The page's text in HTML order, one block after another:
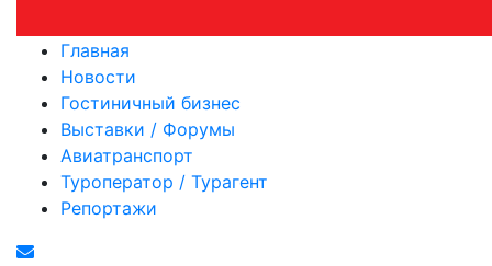
Главная
Новости
Гостиничный бизнес
Выставки / Форумы
Авиатранспорт
Туроператор / Турагент
Репортажи